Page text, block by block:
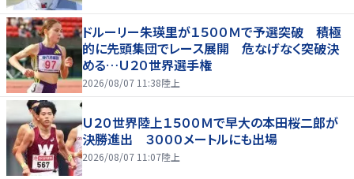
ドルーリー朱瑛里が１５００Ｍで予選突破 積極
的に先頭集団でレース展開 危なげなく突破決
める…Ｕ２０世界選手権
2026/08/07 11:38陸上
Ｕ２０世界陸上１５００Ｍで早大の本田桜二郎が
決勝進出 ３０００メートルにも出場
2026/08/07 11:07陸上